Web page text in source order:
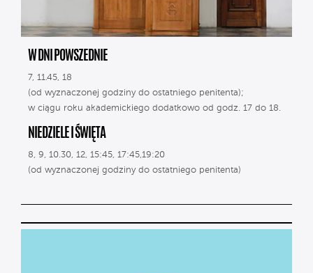
W DNI POWSZEDNIE
7, 11.45, 18
(od wyznaczonej godziny do ostatniego penitenta);
w ciągu roku akademickiego dodatkowo od godz. 17 do 18.
NIEDZIELE I ŚWIĘTA
8, 9, 10.30, 12, 15:45, 17:45,19:20
(od wyznaczonej godziny do ostatniego penitenta)